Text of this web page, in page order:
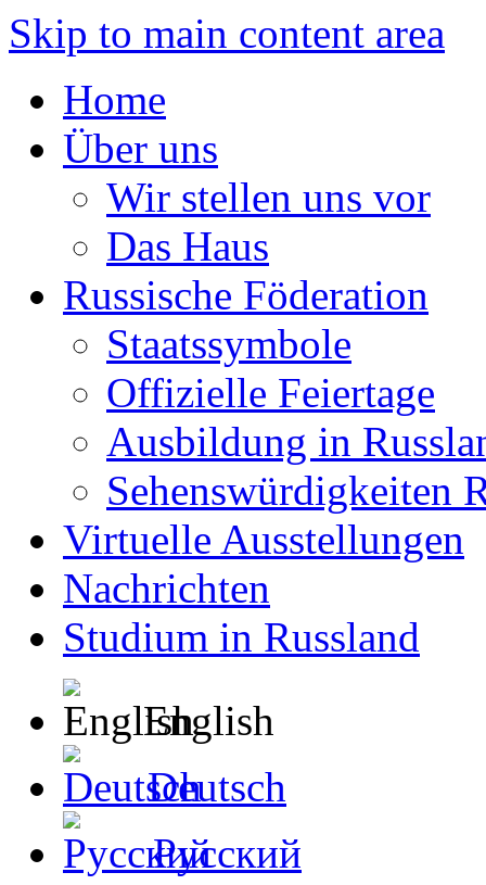
Skip to main content area
Home
Über uns
Wir stellen uns vor
Das Haus
Russische Föderation
Staatssymbole
Offizielle Feiertage
Ausbildung in
Sehenswürdigkeiten
Virtuelle Ausstellungen
Nachrichten
Studium in Russland
English
Deutsch
Русский